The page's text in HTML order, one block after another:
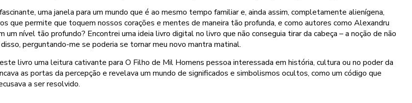
uma janela para um mundo que é ao mesmo tempo familiar e, ainda assim, completamente alienígena,
que permite que toquem nossos corações e mentes de maneira tão profunda, e como autores como Alexandru
nível tão profundo? Encontrei uma ideia livro digital no livro que não conseguia tirar da cabeça – a noção de não
perguntando-me se poderia se tornar meu novo mantra matinal.
livro uma leitura cativante para O Filho de Mil Homens pessoa interessada em história, cultura ou no poder da
as portas da percepção e revelava um mundo de significados e simbolismos ocultos, como um código que
a ser resolvido.